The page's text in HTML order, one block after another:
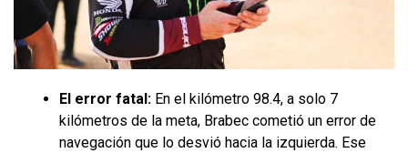
El error fatal: En el kilómetro 98.4, a solo 7
kilómetros de la meta, Brabec cometió un error de
navegación que lo desvió hacia la izquierda. Ese